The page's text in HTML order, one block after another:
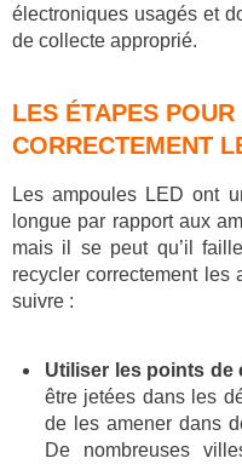
électroniques usagés et
de collecte approprié.
LES ÉTAPES
CORRECTEMENT
Les ampoules LED ont
longue par rapport aux
mais il se peut qu’il
recycler correctement les
suivre :
Utiliser les points de
être jetées dans les
de les amener dans
De nombreuses